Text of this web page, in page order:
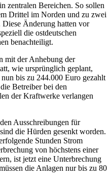
zentralen Bereichen. So sollen
Drittel im Norden und zu zwei
Änderung hatten vor
die ostdeutschen
benachteiligt.
mit der Anhebung der
wie ursprünglich geplant,
bis zu 244.000 Euro gezahlt
Betreiber bei den
der Kraftwerke verlangen
Ausschreibungen für
die Hürden gesenkt worden.
Stunden Strom
von höchstens einer
ist jetzt eine Unterbrechung
die Anlagen nur bis zu 80